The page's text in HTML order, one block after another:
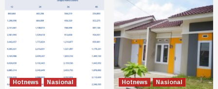
Hotnews
Nasional
Hotnews
Nasional